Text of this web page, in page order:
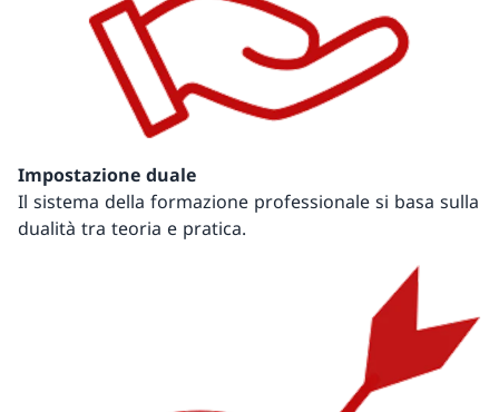
Impostazione duale
Il sistema della formazione professionale si basa sulla
dualità tra teoria e pratica.